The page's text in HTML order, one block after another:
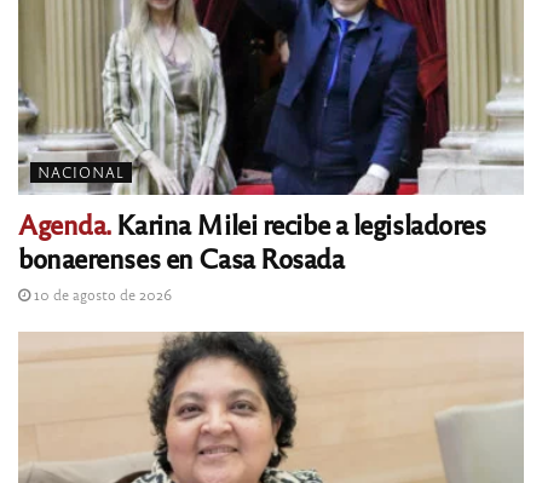
NACIONAL
Agenda.Karina Milei recibe a legisladores
bonaerenses en Casa Rosada
10 de agosto de 2026